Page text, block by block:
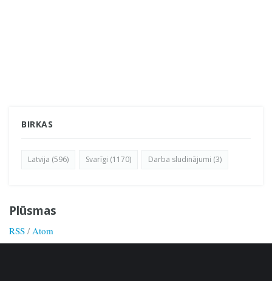
BIRKAS
Latvija (596) Svarīgi (1170) Darba sludinājumi (3)
Plūsmas
RSS / Atom